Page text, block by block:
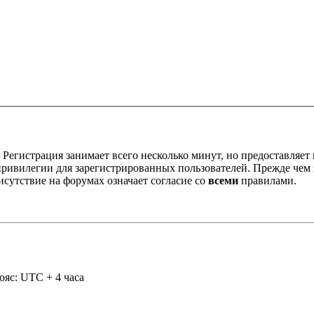
занимает всего несколько минут, но
для зарегистрированных пользователей. Прежде чем
на форумах означает согласие со всеми правилами.
UTC + 4 часа